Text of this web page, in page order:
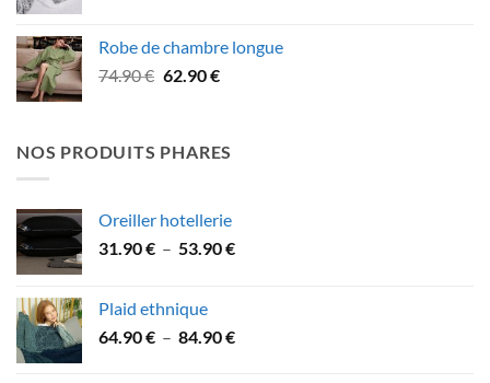
était :
49.90 €.
est :
46.90 €.
Robe de chambre longue
74.90€ Le
était :
74.90 €.
62.90€Le
est :
62.90 €.
NOS PRODUITS PHARES
Oreiller hotellerie
31.90€ – 53.90€Plage
à
Plaid ethnique
64.90€ – 84.90€Plage